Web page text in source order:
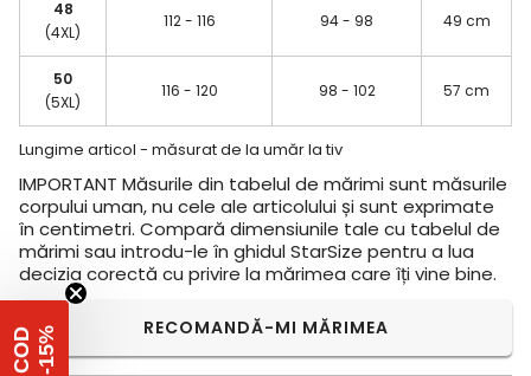
48
(4XL)
112 - 116 94 - 98 49 cm
50
(5XL)
116 - 120 98 - 102 57 cm
Lungime articol - măsurat de la umăr la tiv
IMPORTANT Măsurile din tabelul de mărimi sunt măsurile
corpului uman, nu cele ale articolului și sunt exprimate
în centimetri. Compară dimensiunile tale cu tabelul de
mărimi sau introdu-le în ghidul StarSize pentru a lua
decizia corectă cu privire la mărimea care îți vine bine.
RECOMANDĂ-MI MĂRIMEA
C
O
D
-
1
5 %